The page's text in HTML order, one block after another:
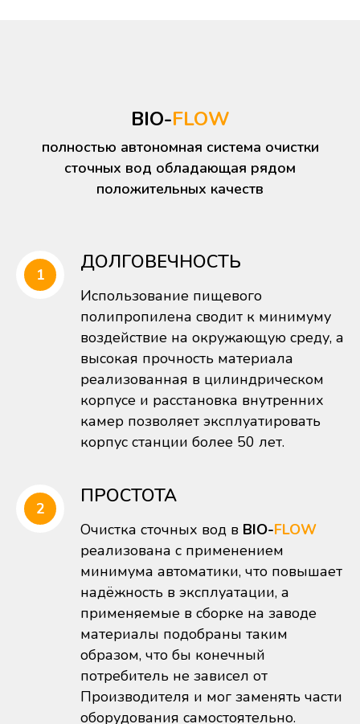
BIO-FLOW
полностью автономная система очистки
сточных вод обладающая рядом
положительных качеств
ДОЛГОВЕЧНОСТЬ
Использование пищевого
полипропилена сводит к минимуму
воздействие на окружающую среду, а
высокая прочность материала
реализованная в цилиндрическом
корпусе и расстановка внутренних
камер позволяет эксплуатировать
корпус станции более 50 лет.
ПРОСТОТА
Очистка сточных вод в BIO-FLOW
реализована с применением
минимума автоматики, что повышает
надёжность в эксплуатации, а
применяемые в сборке на заводе
материалы подобраны таким
образом, что бы конечный
потребитель не зависел от
Производителя и мог заменять части
оборудования самостоятельно.